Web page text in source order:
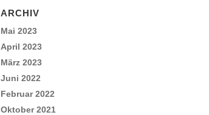
ARCHIV
Mai 2023
April 2023
März 2023
Juni 2022
Februar 2022
Oktober 2021